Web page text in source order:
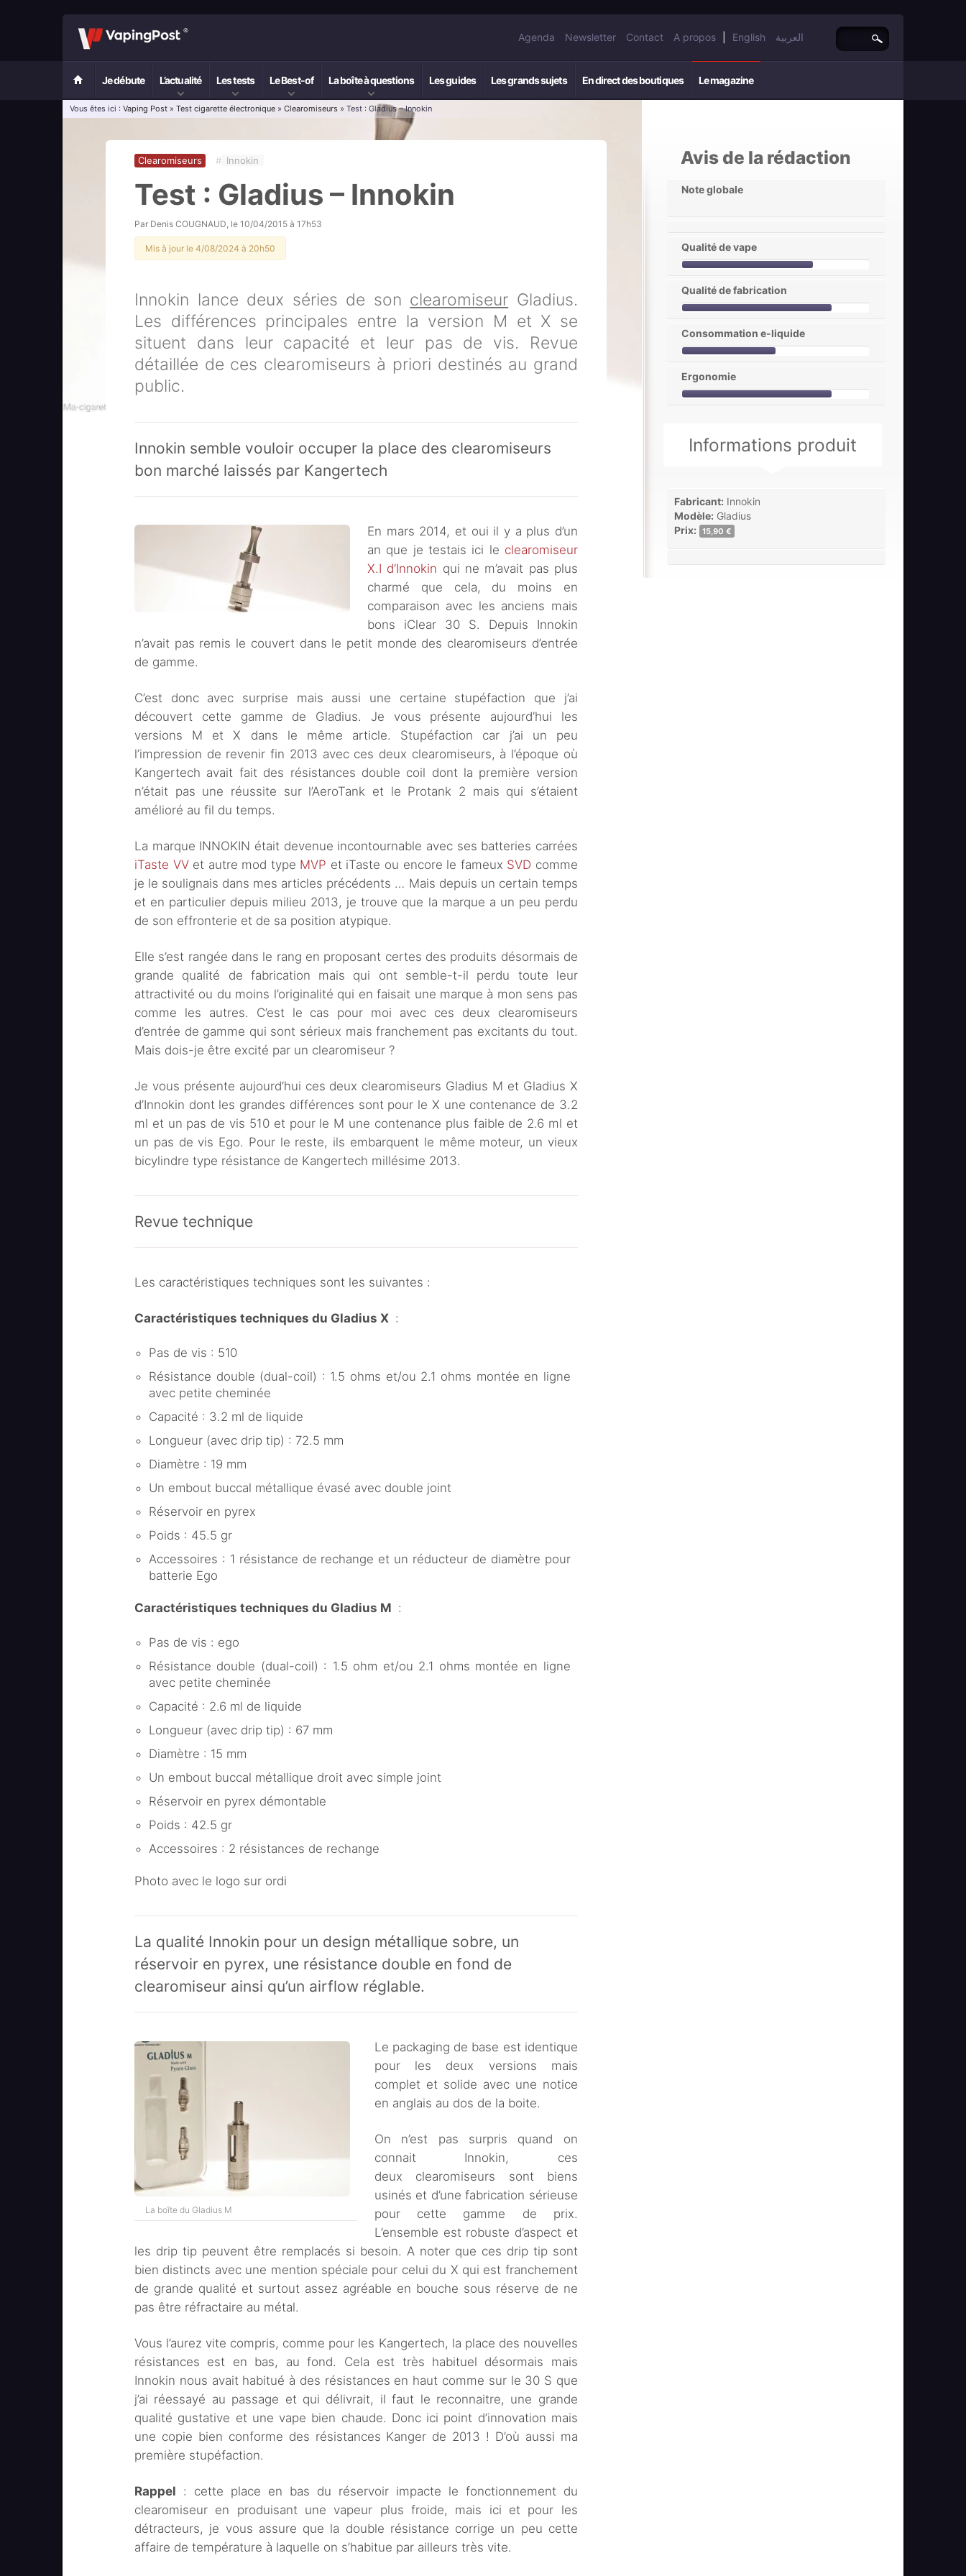
Agenda Newsletter Contact A propos English العربية
Je débute L’actualité Les tests Le Best-of La boîte à questions Les guides Les grands sujets En direct des boutiques Le magazine
Vous êtes ici : Vaping Post » Test cigarette électronique » Clearomiseurs » Test : Gladius – Innokin
Clearomiseurs # Innokin
Test : Gladius – Innokin
Par Denis COUGNAUD, le 10/04/2015 à 17h53
Mis à jour le 4/08/2024 à 20h50
Innokin lance deux séries de son clearomiseur Gladius.
Les différences principales entre la version M et X se
situent dans leur capacité et leur pas de vis. Revue
détaillée de ces clearomiseurs à priori destinés au grand
public.
Innokin semble vouloir occuper la place des clearomiseurs
bon marché laissés par Kangertech
En mars 2014, et oui il y a plus d’un
an que je testais ici le clearomiseur
X.I d’Innokin qui ne m’avait pas plus
charmé que cela, du moins en
comparaison avec les anciens mais
bons iClear 30 S. Depuis Innokin
n’avait pas remis le couvert dans le petit monde des clearomiseurs d’entrée
de gamme.
C’est donc avec surprise mais aussi une certaine stupéfaction que j’ai
découvert cette gamme de Gladius. Je vous présente aujourd’hui les
versions M et X dans le même article. Stupéfaction car j’ai un peu
l’impression de revenir fin 2013 avec ces deux clearomiseurs, à l’époque où
Kangertech avait fait des résistances double coil dont la première version
n’était pas une réussite sur l’AeroTank et le Protank 2 mais qui s’étaient
amélioré au fil du temps.
La marque INNOKIN était devenue incontournable avec ses batteries carrées
iTaste VVet autre mod type MVP et iTaste ou encore le fameux SVD comme
je le soulignais dans mes articles précédents … Mais depuis un certain temps
et en particulier depuis milieu 2013, je trouve que la marque a un peu perdu
de son effronterie et de sa position atypique.
Elle s’est rangée dans le rang en proposant certes des produits désormais de
grande qualité de fabrication mais qui ont semble-t-il perdu toute leur
attractivité ou du moins l’originalité qui en faisait une marque à mon sens pas
comme les autres. C’est le cas pour moi avec ces deux clearomiseurs
d’entrée de gamme qui sont sérieux mais franchement pas excitants du tout.
Mais dois-je être excité par un clearomiseur ?
Je vous présente aujourd’hui ces deux clearomiseurs Gladius M et Gladius X
d’Innokin dont les grandes différences sont pour le X une contenance de 3.2
ml et un pas de vis 510 et pour le M une contenance plus faible de 2.6 ml et
un pas de vis Ego. Pour le reste, ils embarquent le même moteur, un vieux
bicylindre type résistance de Kangertech millésime 2013.
Revue technique
Les caractéristiques techniques sont les suivantes :
Caractéristiques techniques du Gladius X :
Pas de vis : 510
Résistance double (dual-coil) : 1.5 ohms et/ou 2.1 ohms montée en ligne
avec petite cheminée
Capacité : 3.2 ml de liquide
Longueur (avec drip tip) : 72.5 mm
Diamètre : 19 mm
Un embout buccal métallique évasé avec double joint
Réservoir en pyrex
Poids : 45.5 gr
Accessoires : 1 résistance de rechange et un réducteur de diamètre pour
batterie Ego
Caractéristiques techniques du Gladius M :
Pas de vis : ego
Résistance double (dual-coil) : 1.5 ohm et/ou 2.1 ohms montée en ligne
avec petite cheminée
Capacité : 2.6 ml de liquide
Longueur (avec drip tip) : 67 mm
Diamètre : 15 mm
Un embout buccal métallique droit avec simple joint
Réservoir en pyrex démontable
Poids : 42.5 gr
Accessoires : 2 résistances de rechange
Photo avec le logo sur ordi
La qualité Innokin pour un design métallique sobre, un
réservoir en pyrex, une résistance double en fond de
clearomiseur ainsi qu’un airflow réglable.
La boîte du Gladius M
Le packaging de base est identique
pour les deux versions mais
complet et solide avec une notice
en anglais au dos de la boite.
On n’est pas surpris quand on
connait Innokin, ces
deux clearomiseurs sont biens
usinés et d’une fabrication sérieuse
pour cette gamme de prix.
L’ensemble est robuste d’aspect et
les drip tip peuvent être remplacés si besoin. A noter que ces drip tip sont
bien distincts avec une mention spéciale pour celui du X qui est franchement
de grande qualité et surtout assez agréable en bouche sous réserve de ne
pas être réfractaire au métal.
Vous l’aurez vite compris, comme pour les Kangertech, la place des nouvelles
résistances est en bas, au fond. Cela est très habituel désormais mais
Innokin nous avait habitué à des résistances en haut comme sur le 30 S que
j’ai réessayé au passage et qui délivrait, il faut le reconnaitre, une grande
qualité gustative et une vape bien chaude. Donc ici point d’innovation mais
une copie bien conforme des résistances Kanger de 2013 ! D’où aussi ma
première stupéfaction.
Rappel : cette place en bas du réservoir impacte le fonctionnement du
clearomiseur en produisant une vapeur plus froide, mais ici et pour les
détracteurs, je vous assure que la double résistance corrige un peu cette
affaire de température à laquelle on s’habitue par ailleurs très vite.
Avis de la rédaction
Note globale
Qualité de vape
Qualité de fabrication
Consommation e-liquide
Ergonomie
Informations produit
Fabricant: Innokin
Modèle: Gladius
Prix: 15,90 €